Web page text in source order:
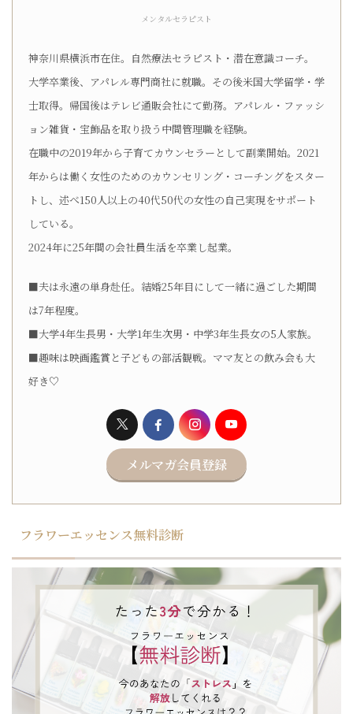
メンタルセラピスト
神奈川県横浜市在住。自然療法セラピスト・潜在意識コーチ。
大学卒業後、アパレル専門商社に就職。その後米国大学留学・学
士取得。帰国後はテレビ通販会社にて勤務。アパレル・ファッシ
ョン雑貨・宝飾品を取り扱う中間管理職を経験。
在職中の2019年から子育てカウンセラーとして副業開始。2021
年からは働く女性のためのカウンセリング・コーチングをスター
トし、述べ150人以上の40代50代の女性の自己実現をサポート
している。
2024年に25年間の会社員生活を卒業し起業。
■夫は永遠の単身赴任。結婚25年目にして一緒に過ごした期間
は7年程度。
■大学4年生長男・大学1年生次男・中学3年生長女の5人家族。
■趣味は映画鑑賞と子どもの部活観戦。ママ友との飲み会も大
好き♡
メルマガ会員登録
フラワーエッセンス無料診断